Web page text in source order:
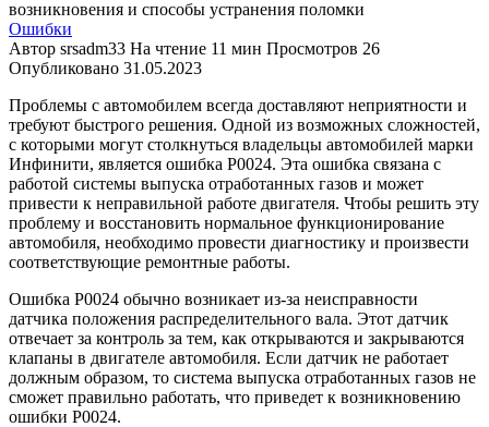
Ошибки
Автор srsadm33 На чтение 11 мин Просмотров 26
Опубликовано 31.05.2023
Проблемы с автомобилем всегда доставляют неприятности и
требуют быстрого решения. Одной из возможных сложностей,
с которыми могут столкнуться владельцы автомобилей марки
Инфинити, является ошибка Р0024. Эта ошибка связана с
работой системы выпуска отработанных газов и может
привести к неправильной работе двигателя. Чтобы решить эту
проблему и восстановить нормальное функционирование
автомобиля, необходимо провести диагностику и произвести
соответствующие ремонтные работы.
Ошибка Р0024 обычно возникает из-за неисправности
датчика положения распределительного вала. Этот датчик
отвечает за контроль за тем, как открываются и закрываются
клапаны в двигателе автомобиля. Если датчик не работает
должным образом, то система выпуска отработанных газов не
сможет правильно работать, что приведет к возникновению
ошибки Р0024.